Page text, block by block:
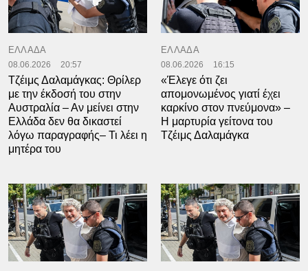
ΕΛΛΑΔΑ
08.06.2026 20:57
Τζέιμς Δαλαμάγκας: Θρίλερ
με την έκδοσή του στην
Αυστραλία – Αν μείνει στην
Ελλάδα δεν θα δικαστεί
λόγω παραγραφής– Τι λέει η
μητέρα του
ΕΛΛΑΔΑ
08.06.2026 16:15
«Έλεγε ότι ζει
απομονωμένος γιατί έχει
καρκίνο στον πνεύμονα» –
Η μαρτυρία γείτονα του
Τζέιμς Δαλαμάγκα